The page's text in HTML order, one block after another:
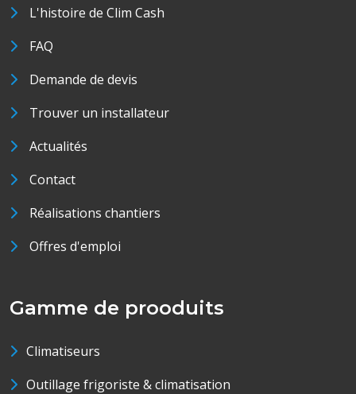
L'histoire de Clim Cash
FAQ
Demande de devis
Trouver un installateur
Actualités
Contact
Réalisations chantiers
Offres d'emploi
Gamme de prooduits
Climatiseurs
Outillage frigoriste & climatisation